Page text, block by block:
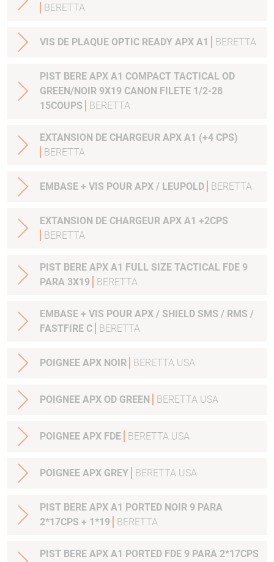
BERETTA
VIS DE PLAQUE OPTIC READY APX A1 BERETTA
PIST BERE APX A1 COMPACT TACTICAL OD
GREEN/NOIR 9X19 CANON FILETE 1/2-28
15COUPS
BERETTA
EXTANSION DE CHARGEUR APX A1 (+4 CPS)
BERETTA
EMBASE + VIS POUR APX / LEUPOLD BERETTA
EXTANSION DE CHARGEUR APX A1 +2CPS
BERETTA
PIST BERE APX A1 FULL SIZE TACTICAL FDE 9
PARA 3X19
BERETTA
EMBASE + VIS POUR APX / SHIELD SMS / RMS /
FASTFIRE C
BERETTA
POIGNEE APX NOIR BERETTA USA
POIGNEE APX OD GREEN BERETTA USA
POIGNEE APX FDE BERETTA USA
POIGNEE APX GREY BERETTA USA
PIST BERE APX A1 PORTED NOIR 9 PARA
2*17CPS + 1*19
BERETTA
PIST BERE APX A1 PORTED FDE 9 PARA 2*17CPS